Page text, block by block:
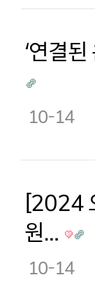
‘연결
10-14
[2024
원…
10-14